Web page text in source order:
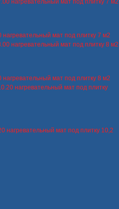
мат под плитку 7 м2
мат под плитку 8 м2
нагревательный мат под плитку 10,2